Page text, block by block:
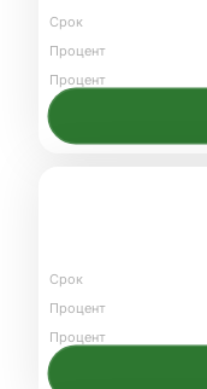
Срок
Процент
Процент
Срок
Процент
Процент